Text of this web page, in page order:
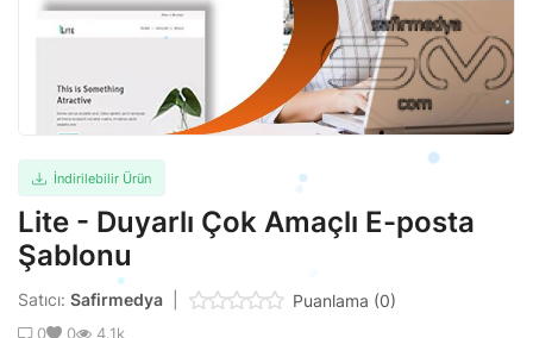
İndirilebilir Ürün
Lite - Duyarlı Çok Amaçlı E-posta
Şablonu
Satıcı: Safirmedya Puanlama (0)
0 0 4.1k